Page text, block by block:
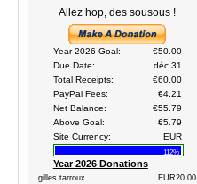
Allez hop, des sousous !
Year 2026 Goal:
€50.00
Due Date:
déc 31
Total Receipts:
€60.00
PayPal Fees:
€4.21
Net Balance:
€55.79
Above Goal:
€5.79
Site Currency:
EUR
112%
Year 2026 Donations
gilles.tarroux
EUR20.00